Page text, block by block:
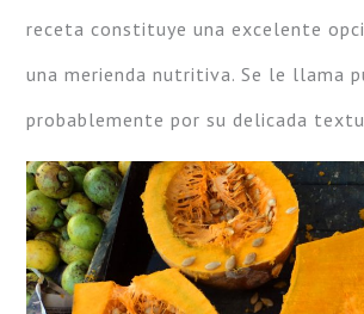
receta constituye una excelente
una merienda nutritiva. Se le llama
probablemente por su delicada